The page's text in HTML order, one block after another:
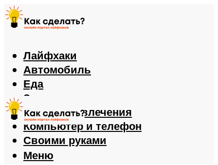
Лайфхаки
Автомобиль
Еда
Здоровье
Игры и развлечения
Компьютер и телефон
Своими руками
Меню